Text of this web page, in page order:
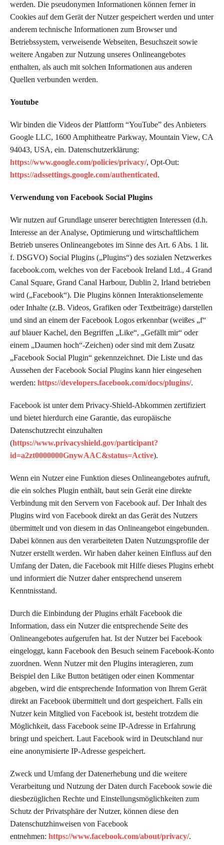
werden. Die pseudonymen Informationen können ferner in
Cookies auf dem Gerät der Nutzer gespeichert werden und unter
anderem technische Informationen zum Browser und
Betriebssystem, verweisende Webseiten, Besuchszeit sowie
weitere Angaben zur Nutzung unseres Onlineangebotes
enthalten, als auch mit solchen Informationen aus anderen
Quellen verbunden werden.
Youtube
Wir binden die Videos der Plattform “YouTube” des Anbieters
Google LLC, 1600 Amphitheatre Parkway, Mountain View, CA
94043, USA, ein. Datenschutzerklärung:
https://www.google.com/policies/privacy/, Opt-Out:
https://adssettings.google.com/authenticated.
Verwendung von Facebook Social Plugins
Wir nutzen auf Grundlage unserer berechtigten Interessen (d.h.
Interesse an der Analyse, Optimierung und wirtschaftlichem
Betrieb unseres Onlineangebotes im Sinne des Art. 6 Abs. 1 lit.
f. DSGVO) Social Plugins („Plugins“) des sozialen Netzwerkes
facebook.com, welches von der Facebook Ireland Ltd., 4 Grand
Canal Square, Grand Canal Harbour, Dublin 2, Irland betrieben
wird („Facebook“). Die Plugins können Interaktionselemente
oder Inhalte (z.B. Videos, Grafiken oder Textbeiträge) darstellen
und sind an einem der Facebook Logos erkennbar (weißes „f“
auf blauer Kachel, den Begriffen „Like“, „Gefällt mir“ oder
einem „Daumen hoch“-Zeichen) oder sind mit dem Zusatz
„Facebook Social Plugin“ gekennzeichnet. Die Liste und das
Aussehen der Facebook Social Plugins kann hier eingesehen
werden: https://developers.facebook.com/docs/plugins/.
Facebook ist unter dem Privacy-Shield-Abkommen zertifiziert
und bietet hierdurch eine Garantie, das europäische
Datenschutzrecht einzuhalten
(https://www.privacyshield.gov/participant?
id=a2zt0000000GnywAAC&status=Active).
Wenn ein Nutzer eine Funktion dieses Onlineangebotes aufruft,
die ein solches Plugin enthält, baut sein Gerät eine direkte
Verbindung mit den Servern von Facebook auf. Der Inhalt des
Plugins wird von Facebook direkt an das Gerät des Nutzers
übermittelt und von diesem in das Onlineangebot eingebunden.
Dabei können aus den verarbeiteten Daten Nutzungsprofile der
Nutzer erstellt werden. Wir haben daher keinen Einfluss auf den
Umfang der Daten, die Facebook mit Hilfe dieses Plugins erhebt
und informiert die Nutzer daher entsprechend unserem
Kenntnisstand.
Durch die Einbindung der Plugins erhält Facebook die
Information, dass ein Nutzer die entsprechende Seite des
Onlineangebotes aufgerufen hat. Ist der Nutzer bei Facebook
eingeloggt, kann Facebook den Besuch seinem Facebook-Konto
zuordnen. Wenn Nutzer mit den Plugins interagieren, zum
Beispiel den Like Button betätigen oder einen Kommentar
abgeben, wird die entsprechende Information von Ihrem Gerät
direkt an Facebook übermittelt und dort gespeichert. Falls ein
Nutzer kein Mitglied von Facebook ist, besteht trotzdem die
Möglichkeit, dass Facebook seine IP-Adresse in Erfahrung
bringt und speichert. Laut Facebook wird in Deutschland nur
eine anonymisierte IP-Adresse gespeichert.
Zweck und Umfang der Datenerhebung und die weitere
Verarbeitung und Nutzung der Daten durch Facebook sowie die
diesbezüglichen Rechte und Einstellungsmöglichkeiten zum
Schutz der Privatsphäre der Nutzer, können diese den
Datenschutzhinweisen von Facebook
entnehmen: https://www.facebook.com/about/privacy/.